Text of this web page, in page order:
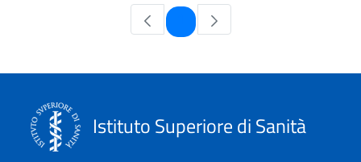
Pagina
Istituto Superiore di Sanità